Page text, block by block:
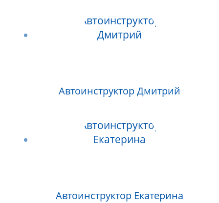
Автоинструктор Дмитрий
Автоинструктор Екатерина